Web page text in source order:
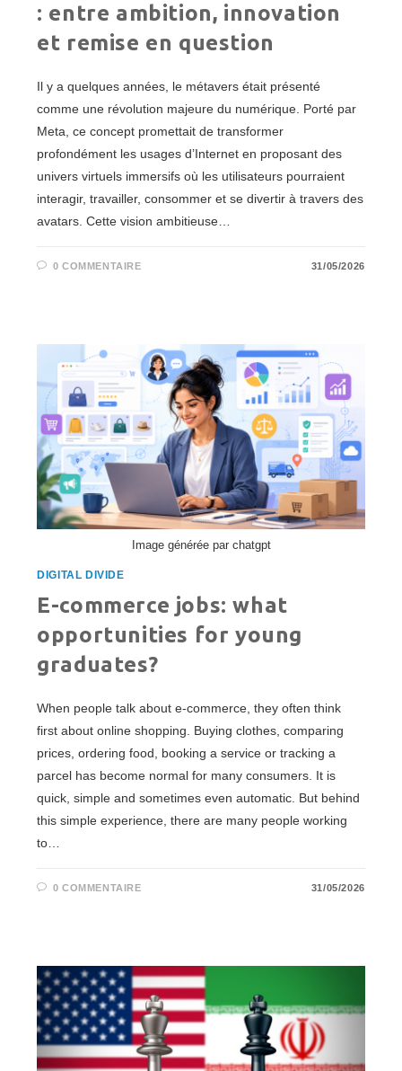
: entre ambition, innovation
et remise en question
Il y a quelques années, le métavers était présenté
comme une révolution majeure du numérique. Porté par
Meta, ce concept promettait de transformer
profondément les usages d’Internet en proposant des
univers virtuels immersifs où les utilisateurs pourraient
interagir, travailler, consommer et se divertir à travers des
avatars. Cette vision ambitieuse…
0 COMMENTAIRE 31/05/2026
Image générée par chatgpt
DIGITAL DIVIDE
E-commerce jobs: what
opportunities for young
graduates?
When people talk about e-commerce, they often think
first about online shopping. Buying clothes, comparing
prices, ordering food, booking a service or tracking a
parcel has become normal for many consumers. It is
quick, simple and sometimes even automatic. But behind
this simple experience, there are many people working
to…
0 COMMENTAIRE 31/05/2026